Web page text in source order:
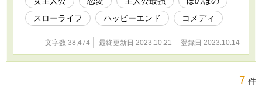
スローライフ
ハッピーエンド コメディ
文字数 38,474 最終更新日 2023.10.21 登録日 2023.10.14
7 件